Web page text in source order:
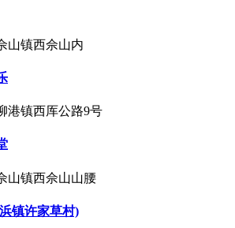
山镇西佘山内
港镇西厍公路9号
山镇西佘山山腰
镇许家草村)